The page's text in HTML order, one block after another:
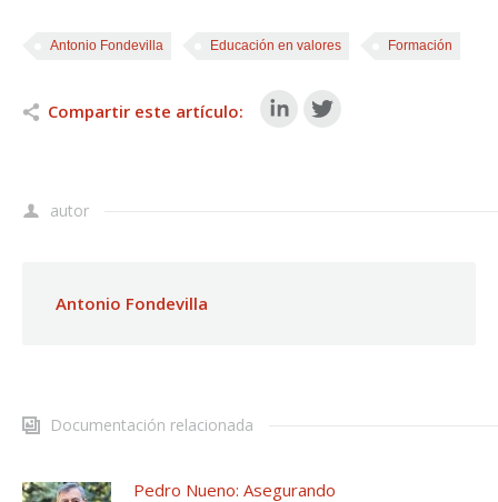
Antonio Fondevilla Educación en valores Formación
Compartir este artículo:
autor
Antonio Fondevilla
Documentación relacionada
Pedro Nueno: Asegurando